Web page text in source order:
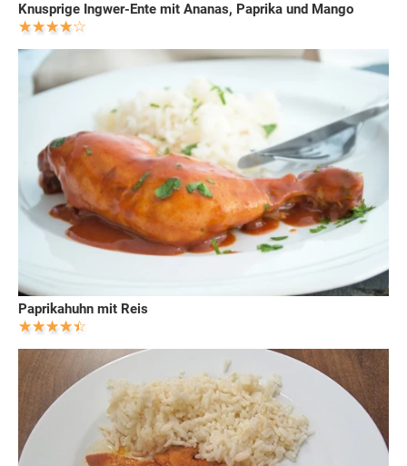
Knusprige Ingwer-Ente mit Ananas, Paprika und Mango
Paprikahuhn mit Reis